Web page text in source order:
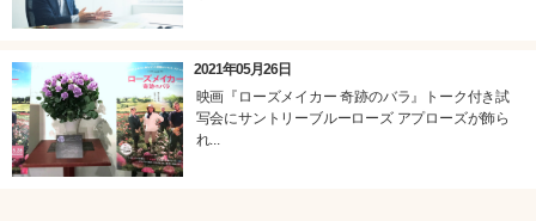
2021年05月26日
映画『ローズメイカー 奇跡のバラ』トーク付き試
写会にサントリーブルーローズ アプローズが飾ら
れ...